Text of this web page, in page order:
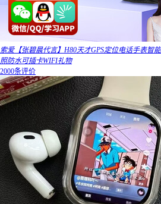
索爱【张碧晨代言】H80天才GPS定位电话手表智
照防水可插卡WIFI礼物
2000条评价